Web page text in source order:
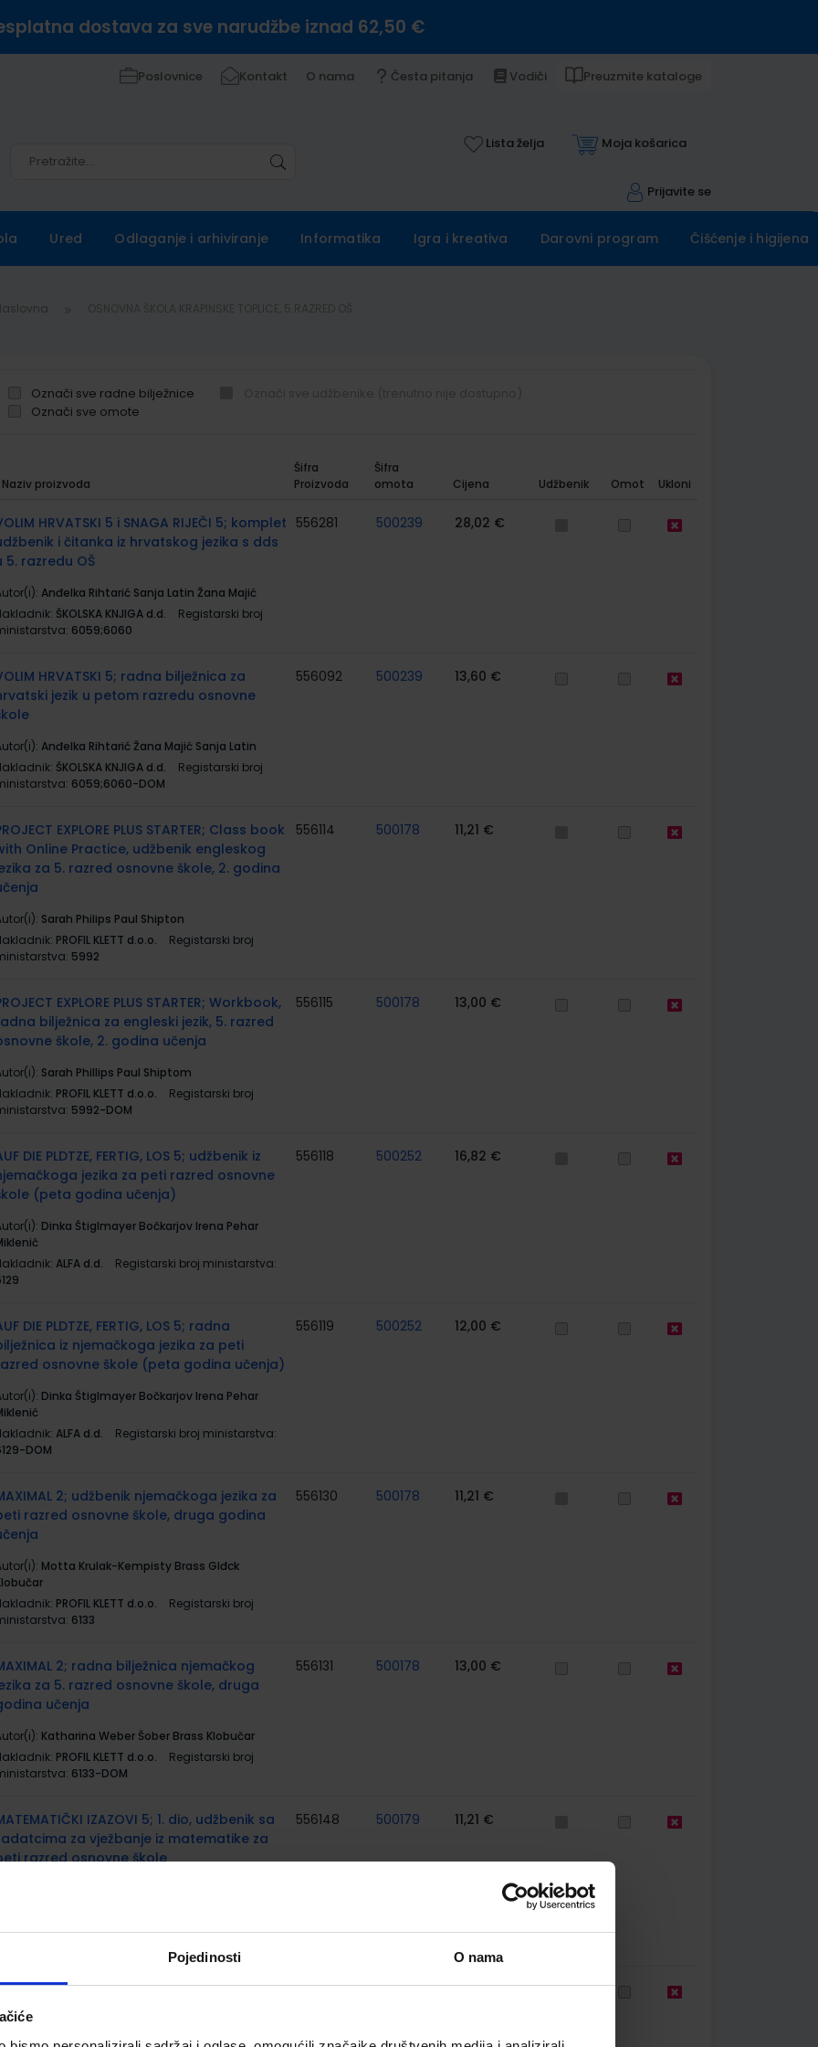
Pojedinosti O nama
dostava za sve narudžbe iznad 62,50 €
Poslovnice Kontakt O nama Česta pitanja Vodiči Preuzmite kataloge
Lista želja Moja košarica
Prijavite se
Ured Odlaganje i arhiviranje Informatika Igra i kreativa Darovni program Čišćenje i higijena
Označi sve radne bilježnice
Označi sve omote
Naziv proizvoda
Šifra
Proizvoda
Šifra
omota
Cijena Udžbenik Omot Ukloni
HRVATSKI 5 i SNAGA RIJEČI 5; komplet
i čitanka iz hrvatskog jezika s dds
5. razredu OŠ
Anđelka Rihtarić Sanja Latin Žana Majić
ŠKOLSKA KNJIGA d.d.
Registarski broj
6059;6060
556281 500239 28,02 €
HRVATSKI 5; radna bilježnica za
jezik u petom razredu osnovne
Anđelka Rihtarić Žana Majić Sanja Latin
ŠKOLSKA KNJIGA d.d.
Registarski broj
6059;6060-DOM
556092 500239 13,60 €
EXPLORE PLUS STARTER; Class book
Online Practice, udžbenik engleskog
za 5. razred osnovne škole, 2. godina
Sarah Philips Paul Shipton
PROFIL KLETT d.o.o.
Registarski broj
5992
556114 500178 11,21 €
EXPLORE PLUS STARTER; Workbook,
bilježnica za engleski jezik, 5. razred
škole, 2. godina učenja
Sarah Phillips Paul Shiptom
PROFIL KLETT d.o.o.
Registarski broj
5992-DOM
556115 500178 13,00 €
DIE PLDTZE, FERTIG, LOS 5; udžbenik iz
jezika za peti razred osnovne
(peta godina učenja)
Dinka Štiglmayer Bočkarjov Irena Pehar
ALFA d.d.
Registarski broj ministarstva:
556118 500252 16,82 €
DIE PLDTZE, FERTIG, LOS 5; radna
iz njemačkoga jezika za peti
osnovne škole (peta godina učenja)
Dinka Štiglmayer Bočkarjov Irena Pehar
ALFA d.d.
Registarski broj ministarstva:
DOM
556119 500252 12,00 €
2; udžbenik njemačkoga jezika za
razred osnovne škole, druga godina
Motta Krulak-Kempisty Brass Glđck
PROFIL KLETT d.o.o.
Registarski broj
6133
556130 500178 11,21 €
2; radna bilježnica njemačkog
za 5. razred osnovne škole, druga
učenja
Katharina Weber Šober Brass Klobučar
PROFIL KLETT d.o.o.
Registarski broj
6133-DOM
556131 500178 13,00 €
IZAZOVI 5; 1. dio, udžbenik sa
za vježbanje iz matematike za
razred osnovne škole
556148 500179 11,21 €
IZAZOVI 5; 2. dio, udžbenik sa
za vježbanje iz matematike za
556149 500179 11,21 €